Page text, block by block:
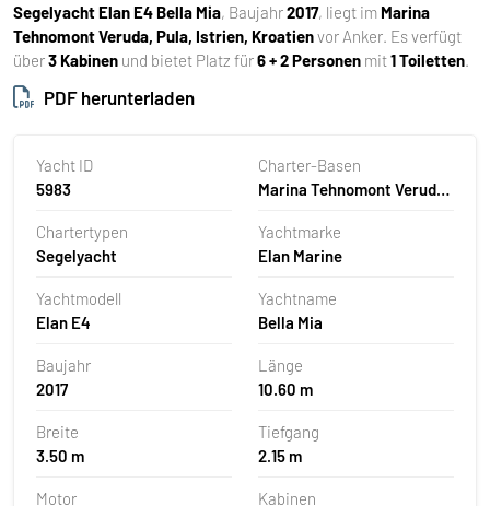
Segelyacht Elan E4 Bella Mia, Baujahr2017, liegt im Marina
Tehnomont Veruda, Pula, Istrien, Kroatienvor Anker. Es verfügt
über3 Kabinen und bietet Platz für6 + 2 Personen mit1 Toiletten.
PDF herunterladen
Yacht ID
5983
Charter-Basen
Marina Tehnomont Veruda,
Chartertypen
Segelyacht
Yachtmarke
Elan Marine
Yachtmodell
Elan E4
Yachtname
Bella Mia
Baujahr
2017
Länge
10.60 m
Breite
3.50 m
Tiefgang
2.15 m
Motor
Kabinen